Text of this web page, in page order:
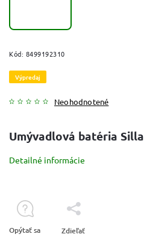
Kód: 8499192310
Výpredaj
Neohodnotené
Umývadlová batéria Silla
Detailné informácie
Opýtať sa Zdieľať